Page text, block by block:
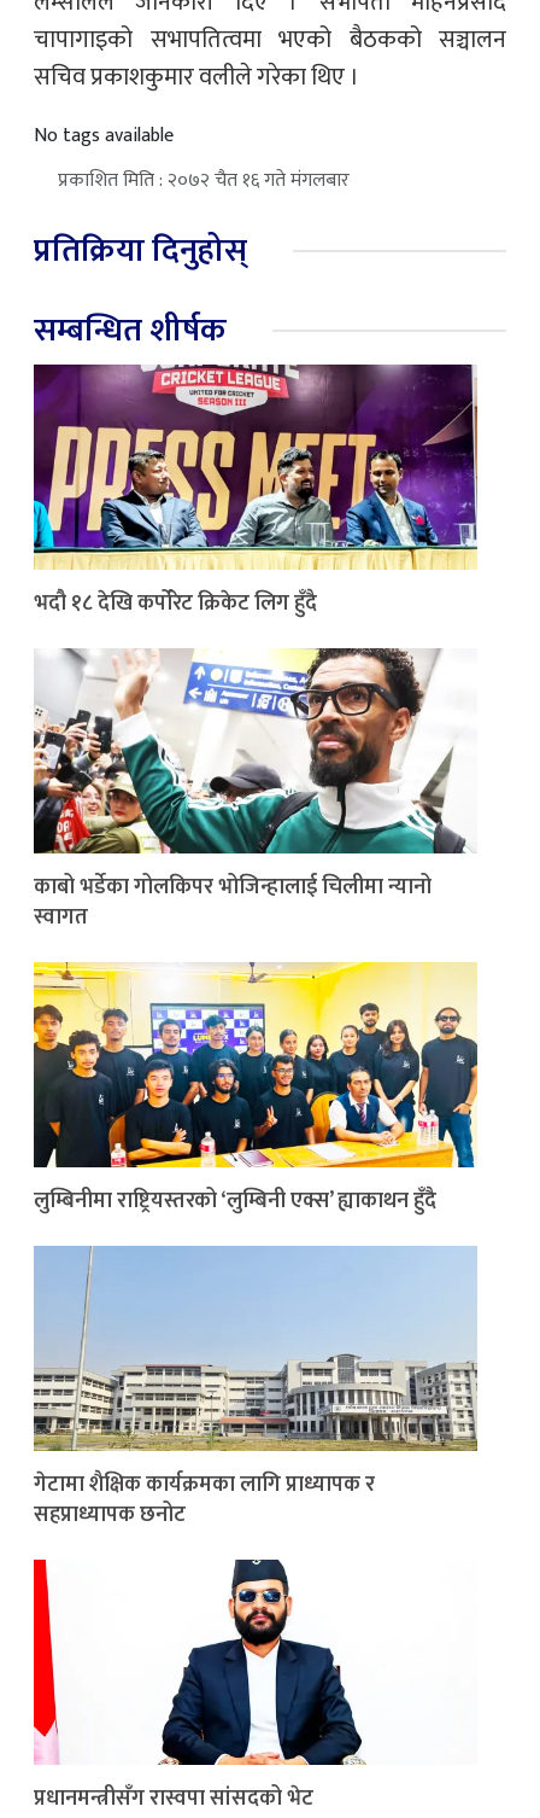
चापागाइको सभापतित्वमा भएको बैठकको सञ्चालन
सचिव प्रकाशकुमार वलीले गरेका थिए ।
No tags available
प्रकाशित मिति : २०७२ चैत १६ गते मंगलबार
प्रतिक्रिया दिनुहोस्
सम्बन्धित शीर्षक
भदौ १८ देखि कर्पोरेट क्रिकेट लिग हुँदै
काबो भर्डेका गोलकिपर भोजिन्हालाई चिलीमा न्यानो
स्वागत
लुम्बिनीमा राष्ट्रियस्तरको ‘लुम्बिनी एक्स’ ह्याकाथन हुँदै
गेटामा शैक्षिक कार्यक्रमका लागि प्राध्यापक र
सहप्राध्यापक छनोट
प्रधानमन्त्रीसँग रास्वपा सांसदको भेट